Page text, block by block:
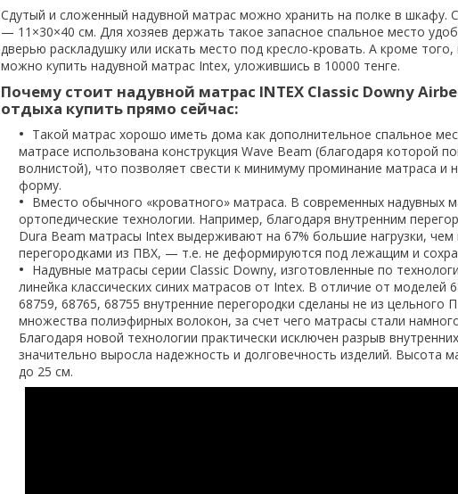
Сдутый и сложенный надувной матрас можно хранить на полке в шкафу.
— 11×30×40 см. Для хозяев держать такое запасное спальное место
дверью раскладушку или искать место под кресло-кровать. А кроме
можно купить надувной матрас Intex, уложившись в 10000 тенге.
Почему стоит надувной матрас INTEX Classic Downy
отдыха купить прямо сейчас:
Такой матрас хорошо иметь дома как дополнительное спальное
матрасе использована конструкция Wave Beam (благодаря которой
волнистой), что позволяет свести к минимуму проминание матраса и
форму.
Вместо обычного «кроватного» матраса. В современных надувных
ортопедические технологии. Например, благодаря внутренним
Dura Beam матрасы Intex выдерживают на 67% большие нагрузки,
перегородками из ПВХ, — т.е. не деформируются под лежащим и
Надувные матрасы серии Classic Downy, изготовленные по
линейка классических синих матрасов от Intex. В отличие от моделей
68759, 68765, 68755 внутренние перегородки сделаны не из цельного
множества полиэфирных волокон, за счет чего матрасы стали
Благодаря новой технологии практически исключен разрыв
значительно выросла надежность и долговечность изделий. Высота
до 25 см.